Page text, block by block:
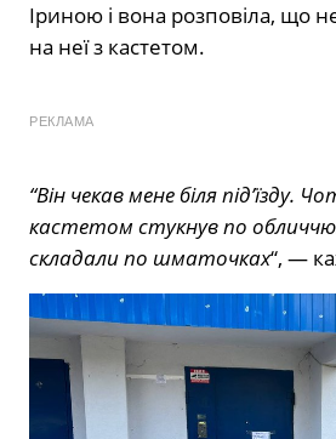
Іриною і вона розповіла, що
на неї з кастетом.
РЕКЛАМА
“Він чекав мене біля під’їзду.
кастетом стукнув по
складали по шматочках“, —